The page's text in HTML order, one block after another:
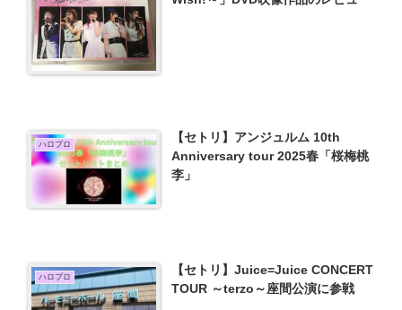
ハロプロ
【セトリ】アンジュルム 10th
Anniversary tour 2025春「桜梅桃
李」
ハロプロ
【セトリ】Juice=Juice CONCERT
TOUR ～terzo～座間公演に参戦